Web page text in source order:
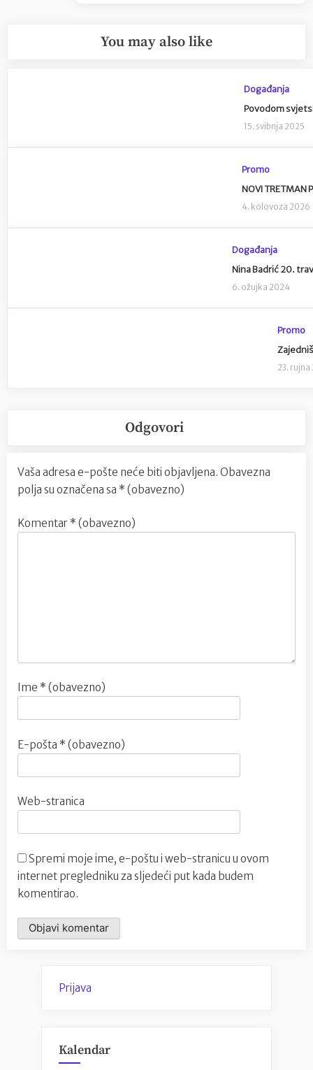
You may also like
Događanja
Povodom
15. svibnja 2025
Promo
NOVI
4. kolovoza 2026
Događanja
Nina Badrić 20.
6. ožujka 2024
Promo
23. rujna
Odgovori
Vaša adresa e-pošte neće biti objavljena. Obavezna
polja su označena sa * (obavezno)
Komentar * (obavezno)
Ime * (obavezno)
E-pošta * (obavezno)
Web-stranica
Spremi moje ime, e-poštu i web-stranicu u ovom
internet pregledniku za sljedeći put kada budem
komentirao.
Prijava
Kalendar